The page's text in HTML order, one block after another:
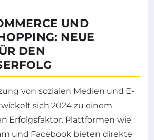
UND
NEUE
DEN
von sozialen Medien und E-
sich 2024 zu einem
Erfolgsfaktor. Plattformen wie
und Facebook bieten direkte